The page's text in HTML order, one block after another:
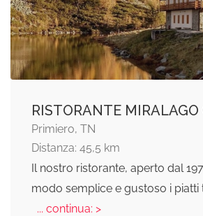
RISTORANTE
Primiero, TN
Distanza: 45,5 km
Il nostro ristorante, aperto dal
modo semplice e gustoso i piatti
... continua: >